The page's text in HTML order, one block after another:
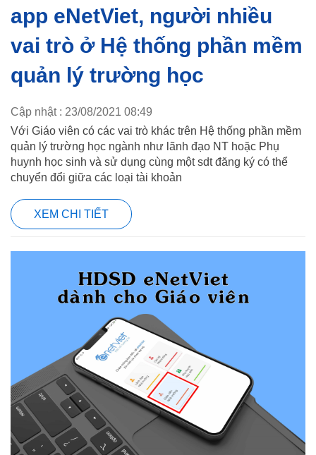
app eNetViet, người nhiều
vai trò ở Hệ thống phần mềm
quản lý trường học
Cập nhật : 23/08/2021 08:49
Với Giáo viên có các vai trò khác trên Hệ thống phần mềm
quản lý trường học ngành như lãnh đạo NT hoặc Phụ
huynh học sinh và sử dụng cùng một sdt đăng ký có thể
chuyển đổi giữa các loại tài khoản
XEM CHI TIẾT